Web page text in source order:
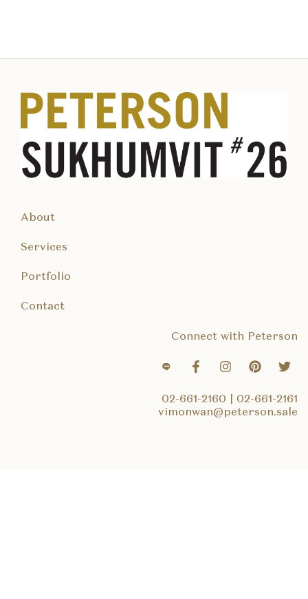
About
Services
Portfolio
Contact
Connect with Peterson
02-661-2160
02-661-2161
vimonwan@peterson.sale